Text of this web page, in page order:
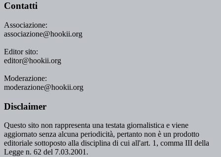
Contatti
Associazione:
associazione@hookii.org
Editor sito:
editor@hookii.org
Moderazione:
moderazione@hookii.org
Disclaimer
Questo sito non rappresenta una testata giornalistica e viene
aggiornato senza alcuna periodicità, pertanto non è un prodotto
editoriale sottoposto alla disciplina di cui all'art. 1, comma III della
Legge n. 62 del 7.03.2001.